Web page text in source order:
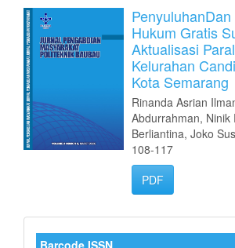
Hukum Gratis
Aktualisasi
Kelurahan
Kota Semarang
Rinanda Asrian
Abdurrahman, Ninik
Berliantina, Joko
108-117
PDF
barkode_kamali
Barcode ISSN